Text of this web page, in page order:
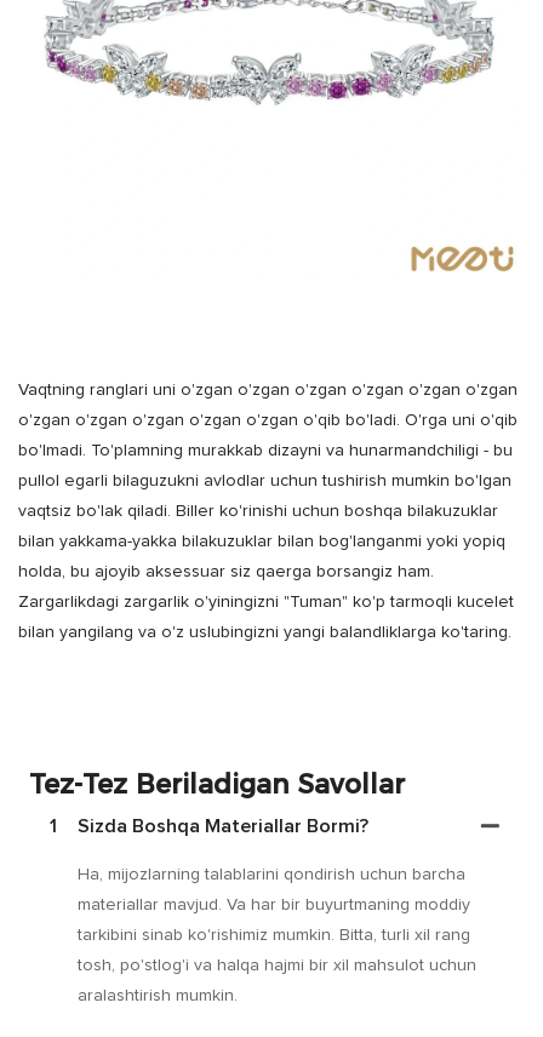
Vaqtning ranglari uni o'zgan o'zgan o'zgan o'zgan o'zgan o'zgan
o'zgan o'zgan o'zgan o'zgan o'zgan o'qib bo'ladi. O'rga uni o'qib
bo'lmadi. To'plamning murakkab dizayni va hunarmandchiligi - bu
pullol egarli bilaguzukni avlodlar uchun tushirish mumkin bo'lgan
vaqtsiz bo'lak qiladi. Biller ko'rinishi uchun boshqa bilakuzuklar
bilan yakkama-yakka bilakuzuklar bilan bog'langanmi yoki yopiq
holda, bu ajoyib aksessuar siz qaerga borsangiz ham.
Zargarlikdagi zargarlik o'yiningizni "Tuman" ko'p tarmoqli kucelet
bilan yangilang va o'z uslubingizni yangi balandliklarga ko'taring.
Tez-Tez Beriladigan Savollar
1 Sizda Boshqa Materiallar Bormi?
Ha, mijozlarning talablarini qondirish uchun barcha
materiallar mavjud. Va har bir buyurtmaning moddiy
tarkibini sinab ko'rishimiz mumkin. Bitta, turli xil rang
tosh, po'stlog'i va halqa hajmi bir xil mahsulot uchun
aralashtirish mumkin.